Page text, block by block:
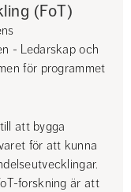
(FoT)
- Ledarskap och
för programmet
att bygga
för att kunna
forskning är att